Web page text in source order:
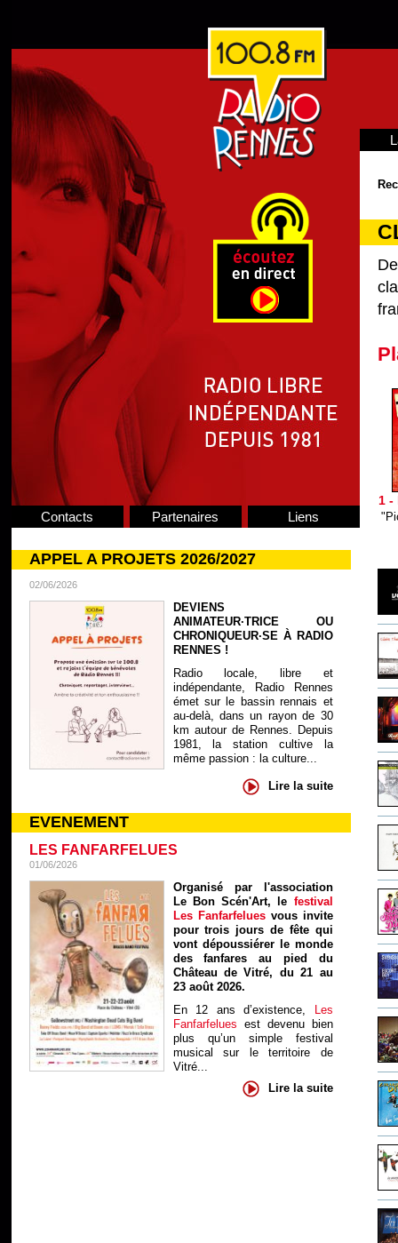
Contacts Partenaires Liens
APPEL A PROJETS 2026/2027
02/06/2026
DEVIENS
ANIMATEUR·TRICE OU
CHRONIQUEUR·SE À RADIO
RENNES !
Radio locale, libre et
indépendante, Radio Rennes
émet sur le bassin rennais et
au-delà, dans un rayon de 30
km autour de Rennes. Depuis
1981, la station cultive la
même passion : la culture...
Lire la suite
EVENEMENT
LES FANFARFELUES
01/06/2026
Organisé par l'association
Le Bon Scén'Art, le festival
Les Fanfarfelues vous invite
pour trois jours de fête qui
vont dépoussiérer le monde
des fanfares au pied du
Château de Vitré, du 21 au
23 août 2026.
En 12 ans d’existence, Les
Fanfarfelues est devenu bien
plus qu’un simple festival
musical sur le territoire de
Vitré...
Lire la suite
1 -